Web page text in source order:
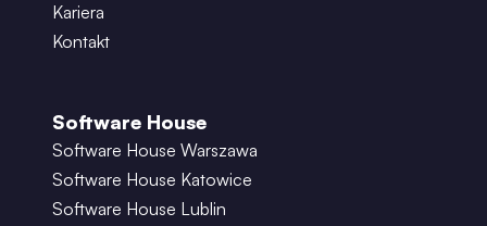
Kariera
Kontakt
Software House
Software House Warszawa
Software House Katowice
Software House Lublin